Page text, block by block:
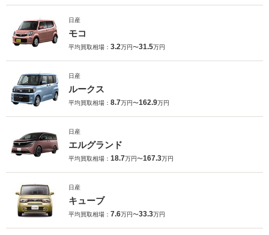
日産
モコ
平均買取相場： 3.2万円〜31.5万円
日産
ルークス
平均買取相場： 8.7万円〜162.9万円
日産
エルグランド
平均買取相場： 18.7万円〜167.3万円
日産
キューブ
平均買取相場： 7.6万円〜33.3万円